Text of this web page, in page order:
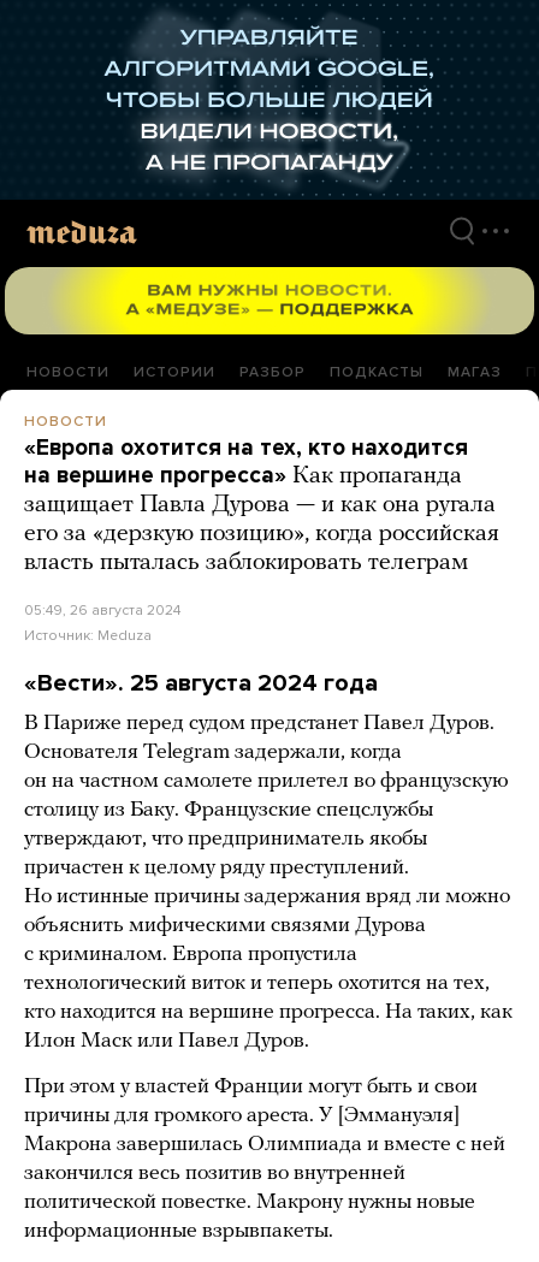
НОВОСТИ ИСТОРИИ РАЗБОР ПОДКАСТЫ МАГАЗ
НОВОСТИ
«Европа охотится на тех, кто находится
на вершине прогресса» Как пропаганда
защищает Павла Дурова — и как она ругала
его за «дерзкую позицию», когда российская
власть пыталась заблокировать телеграм
05:49, 26 августа 2024
Источник: Meduza
«Вести». 25 августа 2024 года
В Париже перед судом предстанет Павел Дуров.
Основателя Telegram задержали, когда
он на частном самолете прилетел во французскую
столицу из Баку. Французские спецслужбы
утверждают, что предприниматель якобы
причастен к целому ряду преступлений.
Но истинные причины задержания вряд ли можно
объяснить мифическими связями Дурова
с криминалом. Европа пропустила
технологический виток и теперь охотится на тех,
кто находится на вершине прогресса. На таких, как
Илон Маск или Павел Дуров.
При этом у властей Франции могут быть и свои
причины для громкого ареста. У [Эммануэля]
Макрона завершилась Олимпиада и вместе с ней
закончился весь позитив во внутренней
политической повестке. Макрону нужны новые
информационные взрывпакеты.